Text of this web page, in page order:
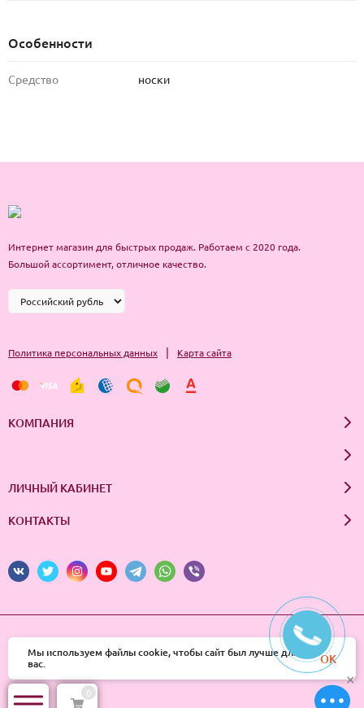
Особенности
Средство носки
Интернет магазин для быстрых продаж. Работаем с 2020 года.
Большой ассортимент, отличное качество.
Политика персональных данных | Карта сайта
КОМПАНИЯ
ЛИЧНЫЙ КАБИНЕТ
КОНТАКТЫ
© 2026 InSale. Все права защищены
0
Мы используем файлы cookie, чтобы сайт был лучше для
вас.
OK
×